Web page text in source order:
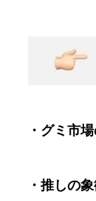
・グミ市
・推しの